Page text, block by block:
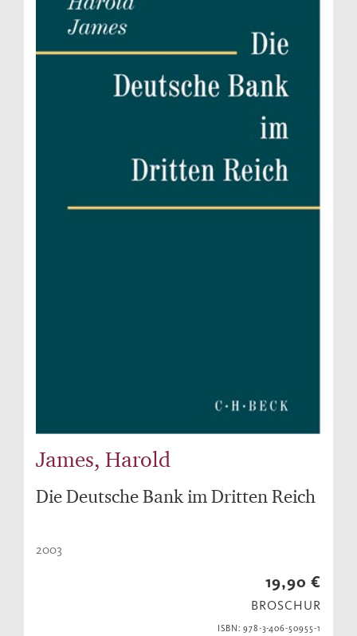
James, Harold
Die Deutsche Bank im Dritten Reich
2003
19,90 €
BROSCHUR
ISBN: 978-3-406-50955-1